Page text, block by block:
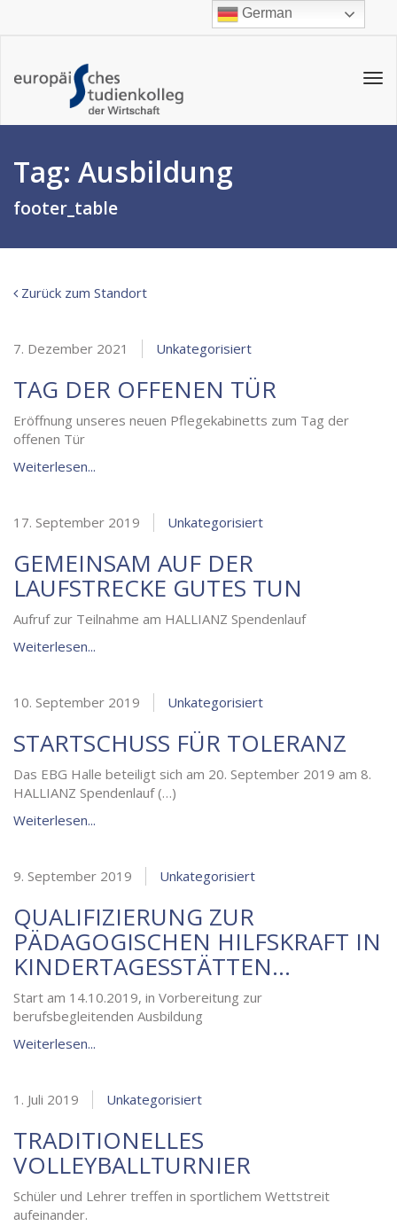
Tag: Ausbildung
footer_table
Zurück zum Standort
7. Dezember 2021 Unkategorisiert
TAG DER OFFENEN TÜR
Eröffnung unseres neuen Pflegekabinetts zum Tag der
offenen Tür
Weiterlesen...
17. September 2019 Unkategorisiert
GEMEINSAM AUF DER
LAUFSTRECKE GUTES TUN
Aufruf zur Teilnahme am HALLIANZ Spendenlauf
Weiterlesen...
10. September 2019 Unkategorisiert
STARTSCHUSS FÜR TOLERANZ
Das EBG Halle beteiligt sich am 20. September 2019 am 8.
HALLIANZ Spendenlauf (…)
Weiterlesen...
9. September 2019 Unkategorisiert
QUALIFIZIERUNG ZUR
PÄDAGOGISCHEN HILFSKRAFT IN
KINDERTAGESSTÄTTEN…
Start am 14.10.2019, in Vorbereitung zur
berufsbegleitenden Ausbildung
Weiterlesen...
1. Juli 2019 Unkategorisiert
TRADITIONELLES
VOLLEYBALLTURNIER
Schüler und Lehrer treffen in sportlichem Wettstreit
aufeinander.
German